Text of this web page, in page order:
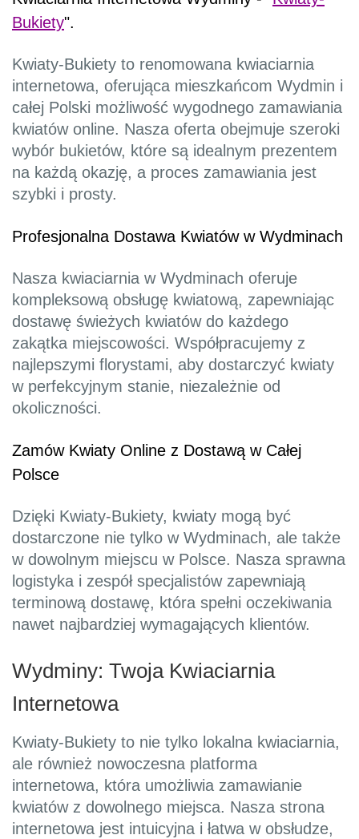
Bukiety".
Kwiaty-Bukiety to renomowana kwiaciarnia
internetowa, oferująca mieszkańcom Wydmin i
całej Polski możliwość wygodnego zamawiania
kwiatów online. Nasza oferta obejmuje szeroki
wybór bukietów, które są idealnym prezentem
na każdą okazję, a proces zamawiania jest
szybki i prosty.
Profesjonalna Dostawa Kwiatów w Wydminach
Nasza kwiaciarnia w Wydminach oferuje
kompleksową obsługę kwiatową, zapewniając
dostawę świeżych kwiatów do każdego
zakątka miejscowości. Współpracujemy z
najlepszymi florystami, aby dostarczyć kwiaty
w perfekcyjnym stanie, niezależnie od
okoliczności.
Zamów Kwiaty Online z Dostawą w Całej
Polsce
Dzięki Kwiaty-Bukiety, kwiaty mogą być
dostarczone nie tylko w Wydminach, ale także
w dowolnym miejscu w Polsce. Nasza sprawna
logistyka i zespół specjalistów zapewniają
terminową dostawę, która spełni oczekiwania
nawet najbardziej wymagających klientów.
Wydminy: Twoja Kwiaciarnia
Internetowa
Kwiaty-Bukiety to nie tylko lokalna kwiaciarnia,
ale również nowoczesna platforma
internetowa, która umożliwia zamawianie
kwiatów z dowolnego miejsca. Nasza strona
internetowa jest intuicyjna i łatwa w obsłudze,